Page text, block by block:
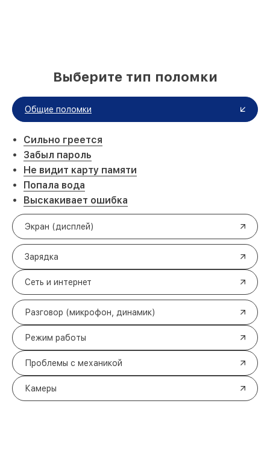
Выберите тип поломки
Общие поломки
Сильно греется
Забыл пароль
Не видит карту памяти
Попала вода
Выскакивает ошибка
Экран (дисплей)
Зарядка
Сеть и интернет
Разговор (микрофон, динамик)
Режим работы
Проблемы с механикой
Камеры